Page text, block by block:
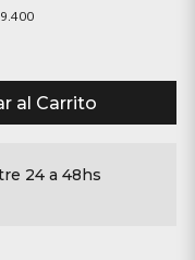
al Carrito
24 a 48hs